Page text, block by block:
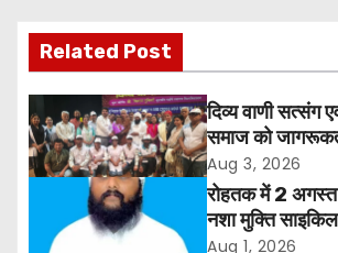
s
t
n
a
Related Post
दिव्य वाणी सत्संग
समाज को
हजारों लोगों ने
Aug 3, 2026
रोहतक में 2 अगस्त
नशा मुक्ति
कार्यक्रम
Aug 1, 2026